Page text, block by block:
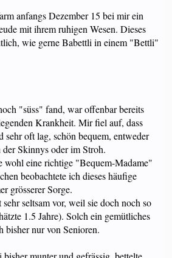
anfangs Dezember 15 bei mir ein
mit ihrem ruhigen Wesen. Dieses
wie gerne Babettli in einem "Bettli"
"süss" fand, war offenbar bereits
Krankheit. Mir fiel auf, dass
sehr oft lag, schön bequem, entweder
Skinnys oder im Stroh.
wohl eine richtige "Bequem-Madame"
beobachtete ich dieses häufige
grösserer Sorge.
seltsam vor, weil sie doch noch so
1.5 Jahre). Solch ein gemütliches
bisher nur von Senioren.